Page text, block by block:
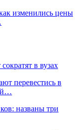
изменились цены
в вузах
перевестись в
названы три